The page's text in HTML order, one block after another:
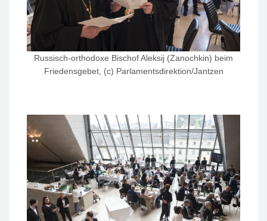
Russisch-orthodoxe Bischof Aleksij (Zanochkin) beim
Friedensgebet, (c) Parlamentsdirektion/Jantzen